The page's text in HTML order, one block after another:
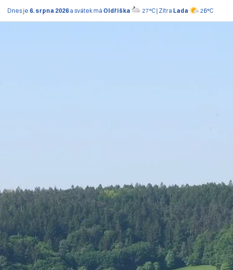
Dnes je 6. srpna 2026a svátek má Oldřiška 27°C | Zítra Lada 26°C